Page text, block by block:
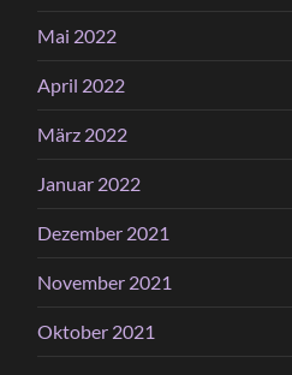
Mai 2022
April 2022
März 2022
Januar 2022
Dezember 2021
November 2021
Oktober 2021